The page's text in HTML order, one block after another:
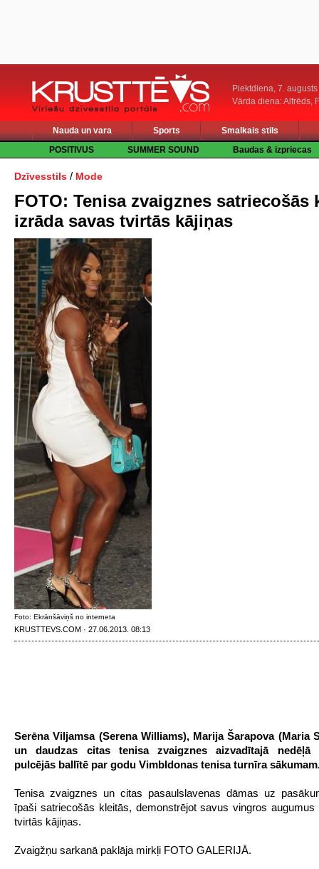
Piektdiena, 7. augusts
Vārda diena: Alfrēds,
Nauda un vara Sports
Smalkais stils
POSITIVUS
SUMMER SOUND Baudas & izpriecas
Dzīvesstils / Mode
FOTO: Tenisa zvaigznes satriecošās
izrāda savas tvirtās kājiņas
Foto: Ekrānšāviņš no interneta
KRUSTTEVS.COM · 27.06.2013. 08:13
Serēna Viljamsa (Serena Williams), Marija Šarapova (Maria
un daudzas citas tenisa zvaigznes aizvadītajā nedēļā
pulcējās ballītē par godu Vimbldonas tenisa turnīra
Tenisa zvaigznes un citas pasaulslavenas dāmas uz
īpaši satriecošās kleitās, demonstrējot savus vingros augumus
tvirtās kājiņas.
Zvaigžņu sarkanā paklāja mirkļi FOTO GALERIJĀ.